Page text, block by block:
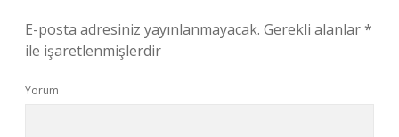
E-posta adresiniz yayınlanmayacak. Gerekli alanlar*
ile işaretlenmişlerdir
Yorum